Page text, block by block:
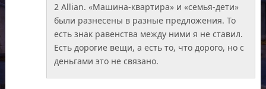
2 Allian. «Машина-квартира» и «семья-дети»
были разнесены в разные предложения. То
есть знак равенства между ними я не ставил.
Есть дорогие вещи, а есть то, что дорого, но с
деньгами это не связано.